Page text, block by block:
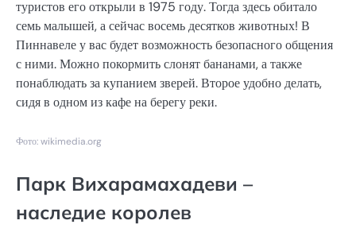
туристов его открыли в 1975 году. Тогда здесь обитало
семь малышей, а сейчас восемь десятков животных! В
Пиннавеле у вас будет возможность безопасного общения
с ними. Можно покормить слонят бананами, а также
понаблюдать за купанием зверей. Второе удобно делать,
сидя в одном из кафе на берегу реки.
Фото: wikimedia.org
Парк Вихарамахадеви –
наследие королев